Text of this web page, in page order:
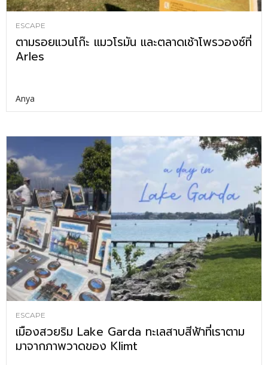
ESCAPE
ตามรอยแวนโก๊ะ แมวโรมัน และตลาดเช้าโพรวองซ์ที่
Arles
Anya
ESCAPE
เมืองสวยริม Lake Garda ทะเลสาบสีฟ้าที่เราตาม
มาจากภาพวาดของ Klimt